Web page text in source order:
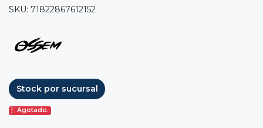
SKU: 71822867612152
Stock por sucursal
Agotado.